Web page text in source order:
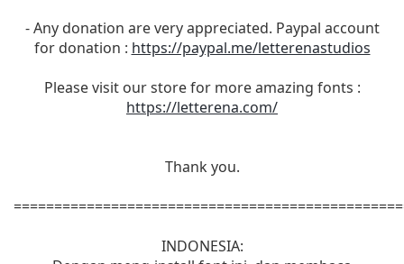
- Any donation are very appreciated. Paypal account
for donation : https://paypal.me/letterenastudios
Please visit our store for more amazing fonts :
https://letterena.com/
Thank you.
INDONESIA: